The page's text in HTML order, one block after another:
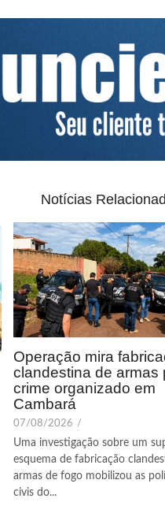
Notícias
Operação mira
clandestina de armas
crime organizado em
Cambará
07/08/2026 /
Uma investigação sobre um
esquema de fabricação
armas de fogo mobilizou as
civis do...